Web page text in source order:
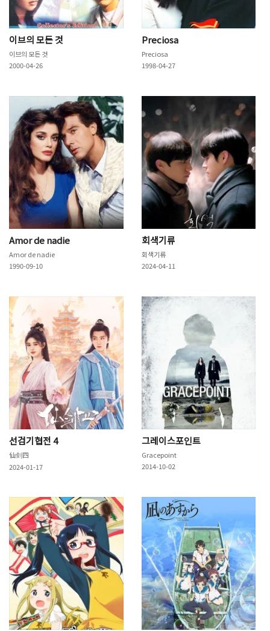
이브의 모든 것
이브의 모든 것
2000-04-26
Preciosa
Preciosa
1998-04-27
Amor de nadie
Amor de nadie
1990-09-10
회색기류
회색기류
2024-04-11
선검기협전 4
仙剑四
2024-01-17
그레이스포인트
Gracepoint
2014-10-02